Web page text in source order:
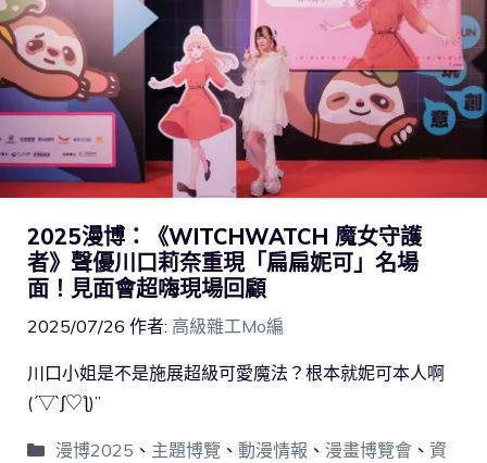
2025漫博：《WITCHWATCH 魔女守護
者》聲優川口莉奈重現「扁扁妮可」名場
面！見面會超嗨現場回顧
2025/07/26 作者: 高級雜工Mo編
川口小姐是不是施展超級可愛魔法？根本就妮可本人啊
(´▽`ʃ♡ƪ)”
漫博2025 、 主題博覽 、 動漫情報 、 漫畫博覽會、 資